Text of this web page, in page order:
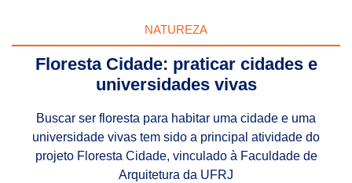
NATUREZA
Floresta Cidade: praticar cidades e
universidades vivas
Buscar ser floresta para habitar uma cidade e uma
universidade vivas tem sido a principal atividade do
projeto Floresta Cidade, vinculado à Faculdade de
Arquitetura da UFRJ